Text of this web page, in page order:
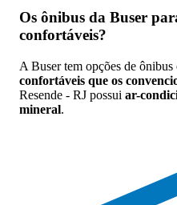
Os ônibus da Buser
confortáveis?
A Buser tem opções de
confortáveis que os
Resende - RJ possui ar-
mineral.